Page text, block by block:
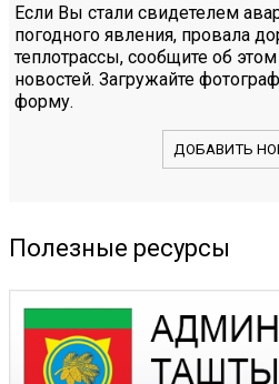
Если Вы стали свидетелем
погодного явления, провала
теплотрассы, сообщите об
новостей. Загружайте
форму.
ДОБАВИТЬ
Полезные ресурсы